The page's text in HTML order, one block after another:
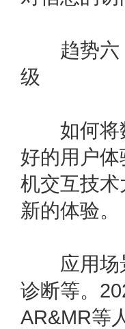
趋势六：
级
如何将数
好的用户
机交互技
新的体验。
应用场景
诊断等。
AR&MR等